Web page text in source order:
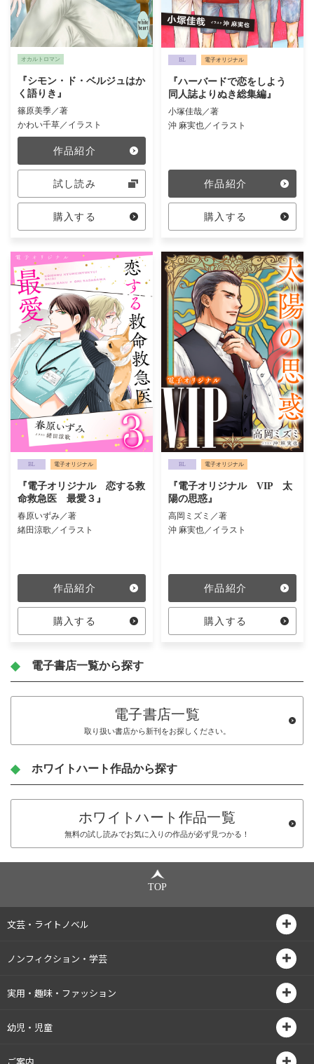
オカルトロマン
『シモン・ド・ベルジュはか
く語りき』
篠原美季／著
かわい千草／イラスト
作品紹介
試し読み
購入する
BL 電子オリジナル
『ハーバードで恋をしよう
同人誌よりぬき総集編』
小塚佳哉／著
沖 麻実也／イラスト
作品紹介
購入する
BL 電子オリジナル
『電子オリジナル 恋する救
命救急医 最愛３』
春原いずみ／著
緒田涼歌／イラスト
作品紹介
購入する
BL 電子オリジナル
『電子オリジナル VIP 太
陽の思惑』
高岡ミズミ／著
沖 麻実也／イラスト
作品紹介
購入する
電子書店一覧から探す
電子書店一覧
取り扱い書店から新刊をお探しください。
ホワイトハート作品から探す
ホワイトハート作品一覧
無料の試し読みでお気に入りの作品が必ず見つかる！
TOP
文芸・ライトノベル
ノンフィクション・学芸
実用・趣味・ファッション
幼児・児童